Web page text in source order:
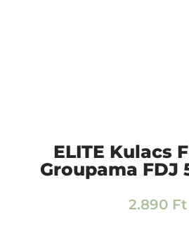
ELITE Kulacs
Groupama FDJ
2.890 Ft